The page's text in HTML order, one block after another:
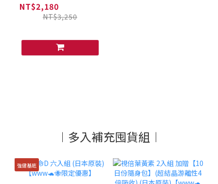
NT$2,180
NT$3,250
︱多入補充囤貨組︱
強健基底